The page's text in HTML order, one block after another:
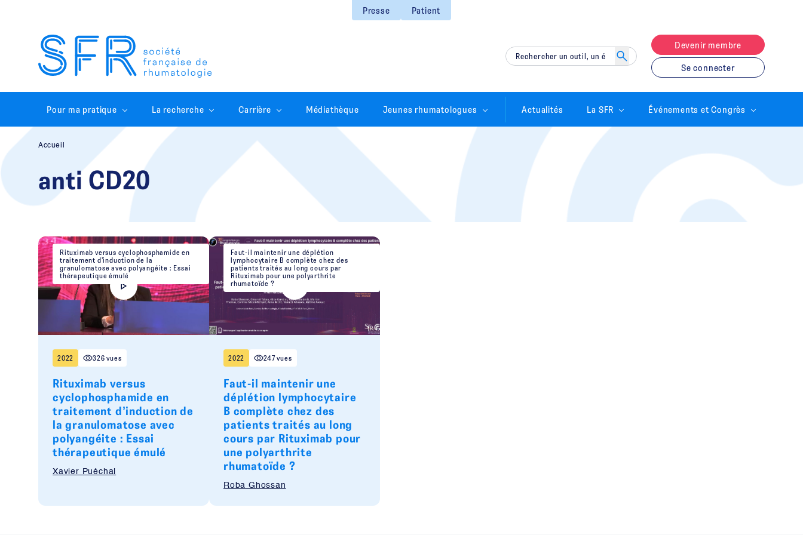
Presse Patient
Devenir membre
Se connecter
Pour ma pratique La recherche Carrière Médiathèque Jeunes rhumatologues Actualités La SFR Événements et Congrès
Accueil
anti CD20
Rituximab versus cyclophosphamide en
traitement d’induction de la
granulomatose avec polyangéite : Essai
thérapeutique émulé
2022 326 vues
Rituximab versus
cyclophosphamide en
traitement d’induction de
la granulomatose avec
polyangéite : Essai
thérapeutique émulé
Xavier Puéchal
Faut-il maintenir une déplétion
lymphocytaire B complète chez des
patients traités au long cours par
Rituximab pour une polyarthrite
rhumatoïde ?
2022 247 vues
Faut-il maintenir une
déplétion lymphocytaire
B complète chez des
patients traités au long
cours par Rituximab pour
une polyarthrite
rhumatoïde ?
Roba Ghossan